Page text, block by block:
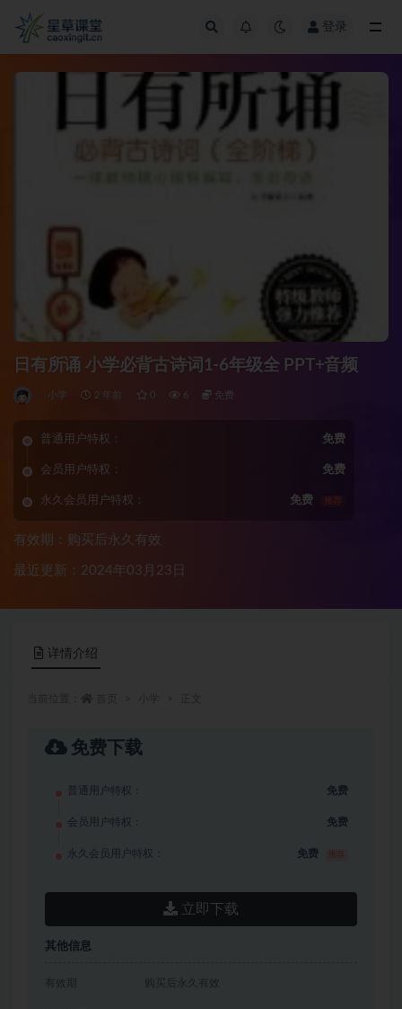
登录
日有所诵 小学必背古诗词1-6年级全 PPT+音频
小学 2 年前 0 6 免费
普通用户特权： 免费
会员用户特权： 免费
永久会员用户特权： 免费 推荐
有效期：购买后永久有效
最近更新：2024年03月23日
详情介绍
免费下载
普通用户特权： 免费
会员用户特权： 免费
永久会员用户特权： 免费
立即下载
其他信息
有效期 购买后永久有效